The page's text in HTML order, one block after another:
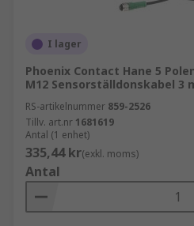
I lager
Phoenix Contact Hane 5
M12 Sensorställdonskabel 3
RS-artikelnummer 859-2526
Tillv. art.nr 1681619
Antal (1 enhet)
335,44 kr(exkl. moms)
Antal